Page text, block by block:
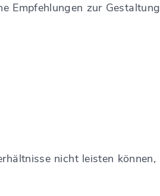
Empfehlungen zur Gestaltung
nicht leisten können,